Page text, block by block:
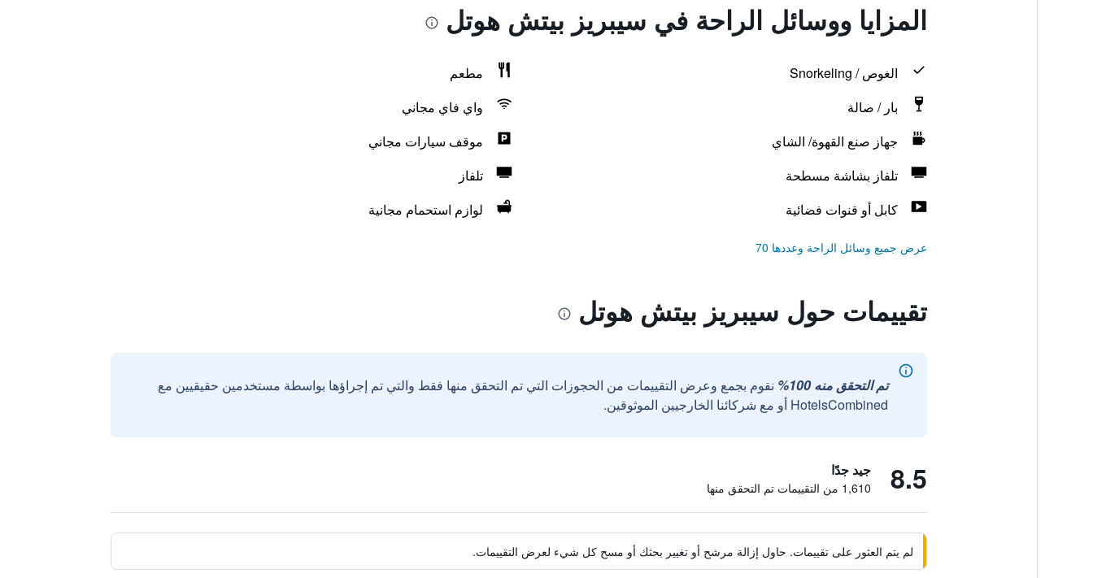
المزايا ووسائل الراحة في سيبريز بيتش هوتل
الغوص / Snorkeling
مطعم
بار / صالة
واي فاي مجاني
جهاز صنع القهوة/ الشاي
موقف سيارات مجاني
تلفاز بشاشة مسطحة
تلفاز
كابل أو قنوات فضائية
لوازم استحمام مجانية
عرض جميع وسائل الراحة وعددها 70
تقييمات حول سيبريز بيتش هوتل
تم التحقق منه 100%
نقوم بجمع وعرض التقييمات من الحجوزات التي تم التحقق منها فقط والتي تم إجراؤها بواسطة مستخدمين حقيقيين مع
HotelsCombined أو مع شركائنا الخارجيين الموثوقين.
8.5 جيد جدًا
1,610 من التقييمات تم التحقق منها
لم يتم العثور على تقييمات. حاول إزالة مرشح أو تغيير بحثك أو مسح كل شيء لعرض التقييمات.